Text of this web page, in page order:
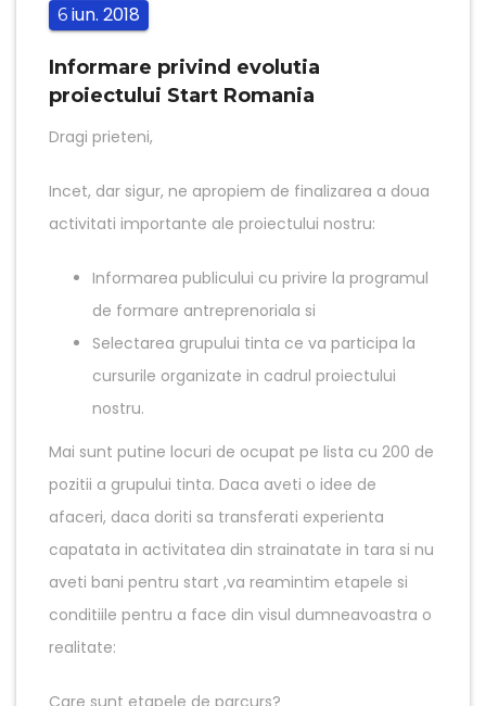
6 iun. 2018
Informare privind evolutia
proiectului Start Romania
Dragi prieteni,
Incet, dar sigur, ne apropiem de finalizarea a doua
activitati importante ale proiectului nostru:
Informarea publicului cu privire la programul
de formare antreprenoriala si
Selectarea grupului tinta ce va participa la
cursurile organizate in cadrul proiectului
nostru.
Mai sunt putine locuri de ocupat pe lista cu 200 de
pozitii a grupului tinta. Daca aveti o idee de
afaceri, daca doriti sa transferati experienta
capatata in activitatea din strainatate in tara si nu
aveti bani pentru start ,va reamintim etapele si
conditiile pentru a face din visul dumneavoastra o
realitate:
Care sunt etapele de parcurs?